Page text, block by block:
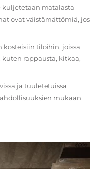
matalasta
ovat väistämättömiä, jos
kosteisiin tiloihin, joissa
kuten rappausta, kitkaa,
ja tuuletetuissa
mukaan